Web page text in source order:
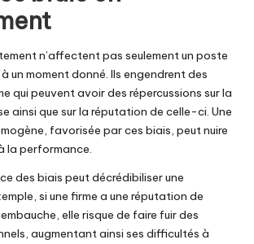
n’affectent pas seulement un poste
un moment donné. Ils engendrent des
qui peuvent avoir des répercussions sur la
ainsi que sur la réputation de celle-ci. Une
favorisée par ces biais, peut nuire
la performance.
des biais peut décrédibiliser une
si une firme a une réputation de
elle risque de faire fuir des
augmentant ainsi ses difficultés à